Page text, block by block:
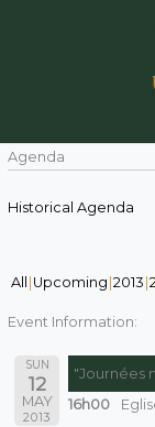
Agenda
Historical Agenda
All Upcoming 2013
Event Information:
SUN
12
MAY
2013
"Journées
16h00